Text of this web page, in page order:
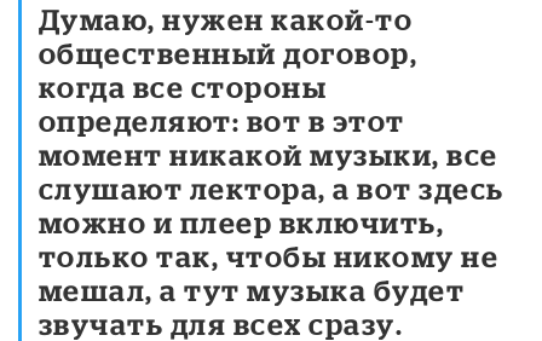
Думаю, нужен какой-то
общественный договор,
когда все стороны
определяют: вот в этот
момент никакой музыки, все
слушают лектора, а вот здесь
можно и плеер включить,
только так, чтобы никому не
мешал, а тут музыка будет
звучать для всех сразу.